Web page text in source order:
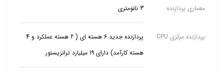
معماری پردازنده 3 نانومتری
پردازنده مرکزی CPU
پردازنده جدید 6 هسته ای ( 2 هسته عملکرد و 4
هسته کارآمد) دارای 19 میلیارد ترانزیستور